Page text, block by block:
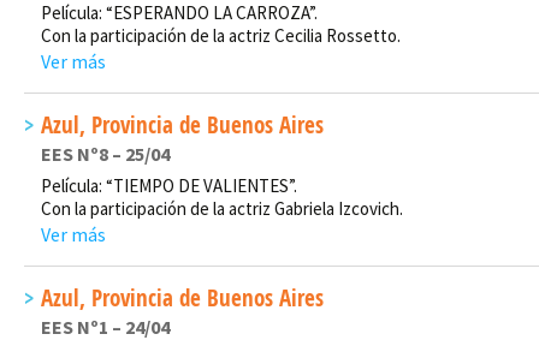
Película: “ESPERANDO LA CARROZA”.
Con la participación de la actriz Cecilia Rossetto.
Ver más
Azul, Provincia de Buenos Aires
EES Nº8 – 25/04
Película: “TIEMPO DE VALIENTES”.
Con la participación de la actriz Gabriela Izcovich.
Ver más
Azul, Provincia de Buenos Aires
EES Nº1 – 24/04